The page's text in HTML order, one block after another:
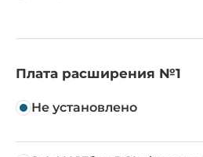
Плата расширения №1
Не установлено